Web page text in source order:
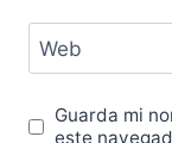
Web
Guarda mi
este